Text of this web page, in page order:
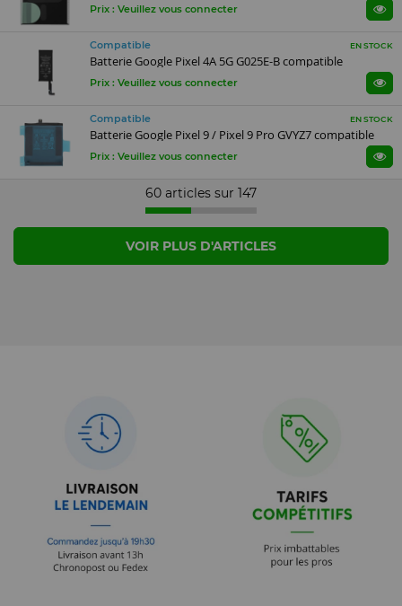
Prix : Veuillez vous connecter
Compatible EN STOCK
Batterie Google Pixel 4A 5G G025E-B compatible
Prix : Veuillez vous connecter
Compatible EN STOCK
Batterie Google Pixel 9 / Pixel 9 Pro GVYZ7 compatible
Prix : Veuillez vous connecter
60 articles sur 147
VOIR PLUS D'ARTICLES